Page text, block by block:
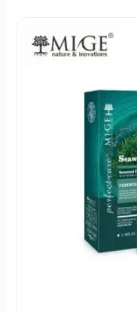
و آسیب دیده